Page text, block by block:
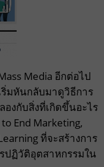
Media อีกต่อไป
มหันกลับมาดูวิธีการ
งกับสิ่งที่เกิดขึ้นอะไร
End Marketing,
ที่จะสร้างการ
ฏิวัติอุตสาหกรรมใน